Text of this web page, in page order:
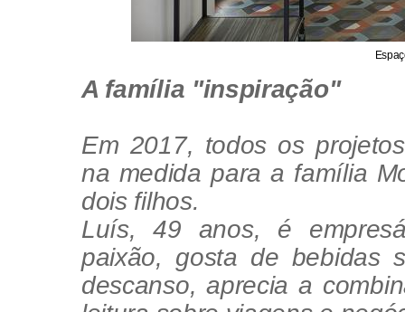
A família "inspiração"
Em 2017, todos os
na medida para a família
dois filhos.
Luís, 49 anos, é
paixão, gosta de bebidas
descanso, aprecia a